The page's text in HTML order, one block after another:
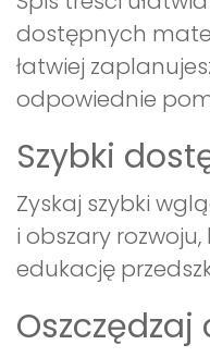
dostępnych
łatwiej
odpowiednie
Szybki
Zyskaj szybki
i obszary
edukację
Oszczędzaj